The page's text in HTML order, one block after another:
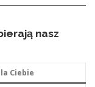
nasz
Ciebie